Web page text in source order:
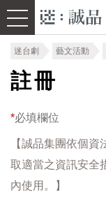
迷台劇 藝文活動
註冊
*必填欄位
【誠品集團依個
取適當之資訊安全
內使用。】